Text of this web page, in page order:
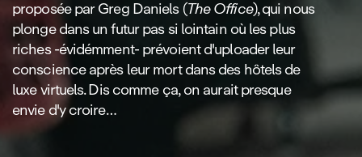
proposée par Greg Daniels (The Office), qui nous
plonge dans un futur pas si lointain où les plus
riches ‑évidémment‑ prévoient d'uploader leur
conscience après leur mort dans des hôtels de
luxe virtuels. Dis comme ça, on aurait presque
envie d'y croire…